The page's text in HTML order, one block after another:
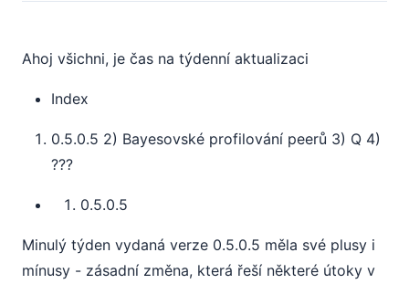
Ahoj všichni, je čas na týdenní aktualizaci
Index
0.5.0.5 2) Bayesovské profilování peerů 3) Q 4)
???
0.5.0.5
Minulý týden vydaná verze 0.5.0.5 měla své plusy i
mínusy - zásadní změna, která řeší některé útoky v